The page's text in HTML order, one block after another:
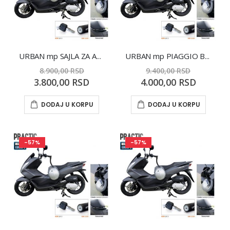
URBAN mp SAJLA ZA APRILIA ARRECIFE '04-06/ ATLANTIC
8.900,00 RSD
Special
Price
3.800,00 RSD
DODAJ U KORPU
URBAN mp PIAGGIO BEVERLY 400/500 '05-09 TOURER400
9.400,00 RSD
Special
Price
4.000,00 RSD
DODAJ U KORPU
-57% -57%